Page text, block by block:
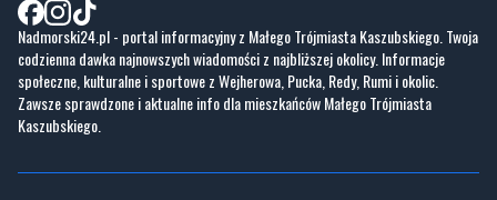
Nadmorski24.pl - portal informacyjny z Małego Trójmiasta Kaszubskiego. Twoja
codzienna dawka najnowszych wiadomości z najbliższej okolicy. Informacje
społeczne, kulturalne i sportowe z Wejherowa, Pucka, Redy, Rumi i okolic.
Zawsze sprawdzone i aktualne info dla mieszkańców Małego Trójmiasta
Kaszubskiego.